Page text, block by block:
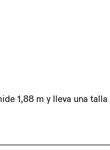
1,88 m y lleva una talla